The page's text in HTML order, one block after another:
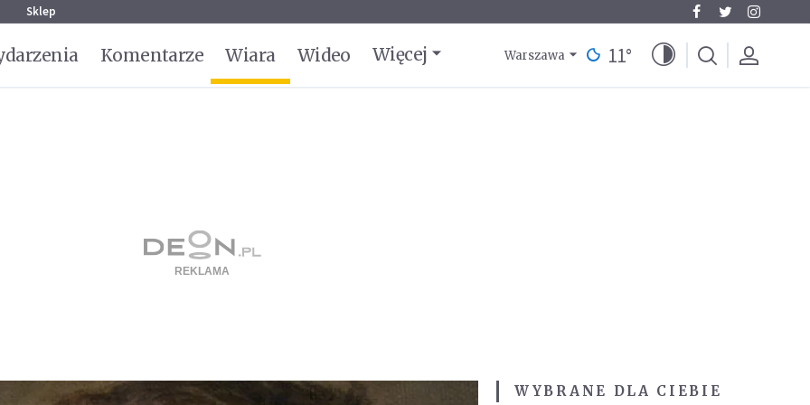
Sklep
Komentarze Wiara Wideo Więcej Warszawa 11°
WYBRANE DLA CIEBIE